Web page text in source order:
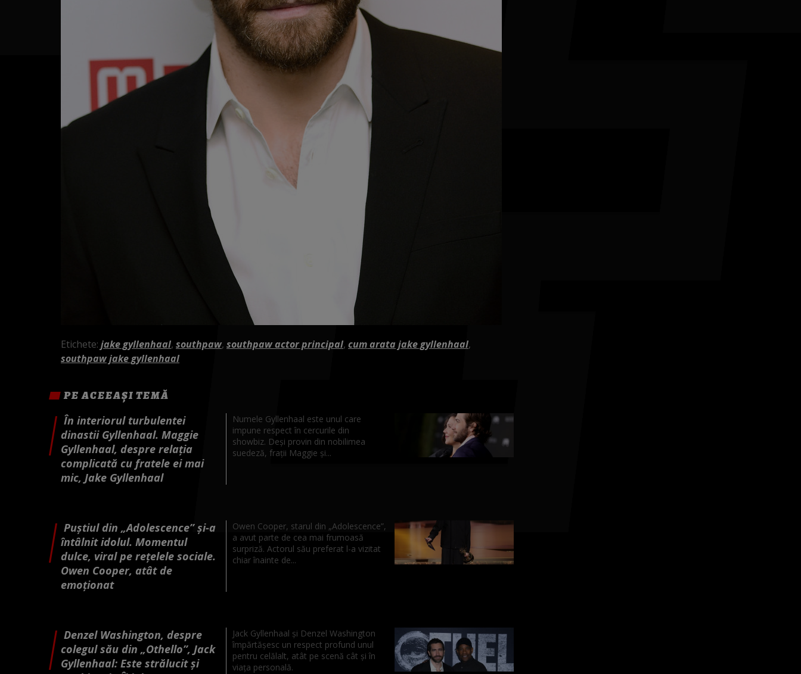
Etichete: jake gyllenhaal, southpaw, southpaw actor principal, cum arata jake gyllenhaal,
southpaw jake gyllenhaal
PE ACEEAȘI TEMĂ
În interiorul turbulentei
dinastii Gyllenhaal. Maggie
Gyllenhaal, despre relația
complicată cu fratele ei mai
mic, Jake Gyllenhaal
Numele Gyllenhaal este unul care
impune respect în cercurile din
showbiz. Deși provin din nobilimea
suedeză, frații Maggie și...
Puștiul din „Adolescence” și-a
întâlnit idolul. Momentul
dulce, viral pe rețelele sociale.
Owen Cooper, atât de
emoționat
Owen Cooper, starul din „Adolescence”,
a avut parte de cea mai frumoasă
surpriză. Actorul său preferat l-a vizitat
chiar înainte de...
Denzel Washington, despre
colegul său din „Othello”, Jack
Gyllenhaal: Este strălucit și
Jack Gyllenhaal și Denzel Washington
împărtășesc un respect profund unul
pentru celălalt, atât pe scenă cât și în
viața personală.